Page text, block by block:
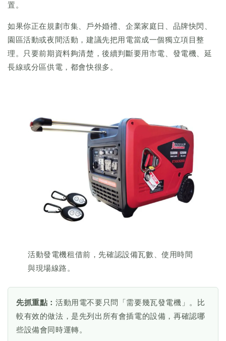
置。
如果你正在規劃市集、戶外婚禮、企業家庭日、品牌快閃、
園區活動或夜間活動，建議先把用電當成一個獨立項目整
理。只要前期資料夠清楚，後續判斷要用市電、發電機、延
長線或分區供電，都會快很多。
活動發電機租借前，先確認設備瓦數、使用時間
與現場線路。
先抓重點： 活動用電不要只問「需要幾瓦發電機」。比
較有效的做法，是先列出所有會插電的設備，再確認哪
些設備會同時運轉。